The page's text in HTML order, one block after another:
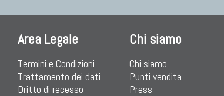
Area Legale
Termini e Condizioni
Trattamento dei dati
Dritto di recesso
Chi siamo
Chi siamo
Punti vendita
Press